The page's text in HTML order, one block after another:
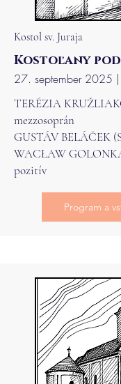
Kostol sv. Juraja
Kostoľany
27. september 2025
TERÉZIA
mezzosoprán
GUSTÁV BELÁČEK
WACŁAW
pozitív
Program a